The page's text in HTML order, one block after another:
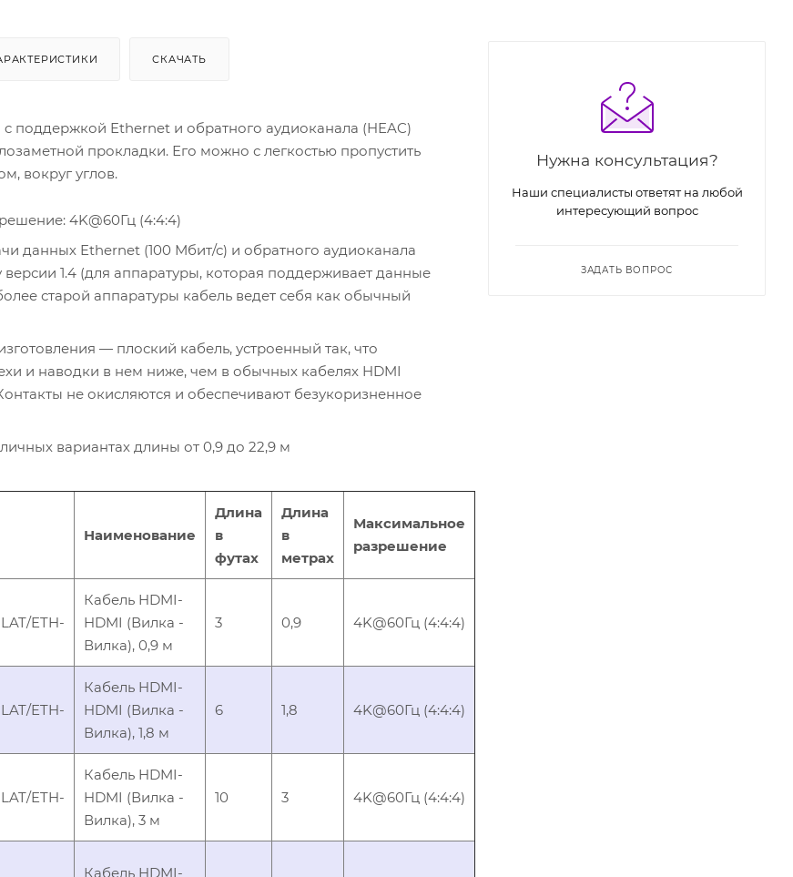
СКАЧАТЬ
поддержкой Ethernet и обратного аудиоканала (HEAC)
прокладки. Его можно с легкостью пропустить
вокруг углов.
4K@60Гц (4:4:4)
данных Ethernet (100 Мбит/с) и обратного аудиоканала
версии 1.4 (для аппаратуры, которая поддерживает данные
старой аппаратуры кабель ведет себя как обычный
— плоский кабель, устроенный так, что
и наводки в нем ниже, чем в обычных кабелях HDMI
не окисляются и обеспечивают безукоризненное
вариантах длины от 0,9 до 22,9 м
Наименование
Длина
в
футах
Длина
в
метрах
Максимальное
разрешение
ETH-
Кабель HDMI-
HDMI (Вилка -
Вилка), 0,9 м
3 0,9 4K@60Гц (4:4:4)
ETH-
Кабель HDMI-
HDMI (Вилка -
Вилка), 1,8 м
6 1,8 4K@60Гц (4:4:4)
ETH-
Кабель HDMI-
HDMI (Вилка -
Вилка), 3 м
10 3 4K@60Гц (4:4:4)
Кабель HDMI-
Нужна консультация?
Наши специалисты ответят на любой
интересующий вопрос
ЗАДАТЬ ВОПРОС